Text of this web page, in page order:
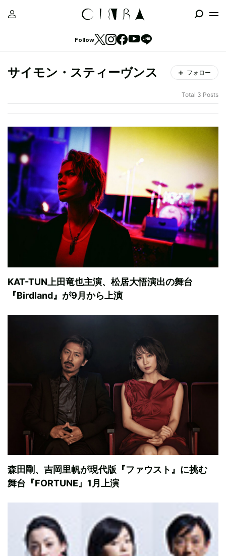
Follow
サイモン・スティーヴンス フォロー
Total 3 Posts
KAT-TUN上田竜也主演、松居大悟演出の舞台
『Birdland』が9月から上演
森田剛、吉岡里帆が現代版『ファウスト』に挑む
舞台『FORTUNE』1月上演